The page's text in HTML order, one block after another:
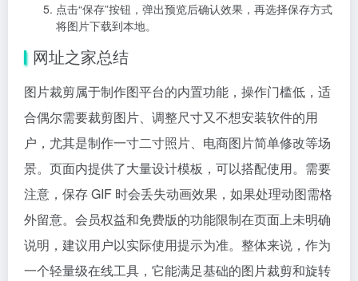
点击“保存”按钮，弹出预览后确认效果，再选择保存方式
将图片下载到本地。
网址之家总结
图片裁剪属于制作图平台的内置功能，操作门槛低，适
合偶尔需要裁剪图片、调整尺寸又不想安装软件的用
户，尤其是制作一寸二寸照片、电商图片简单修改等场
景。页面内提供了大量设计模板，可以搭配使用。需要
注意，保存 GIF 时会丢失动画效果，如果处理动图需格
外留意。会员权益和免费版的功能限制在页面上未明确
说明，建议用户以实际使用提示为准。整体来说，作为
一个轻量级在线工具，它能满足基础的图片裁剪和旋转